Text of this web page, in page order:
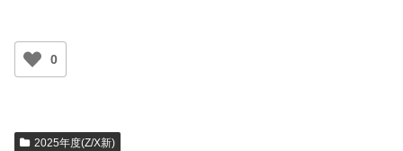
0
2025年度(Z/X新)